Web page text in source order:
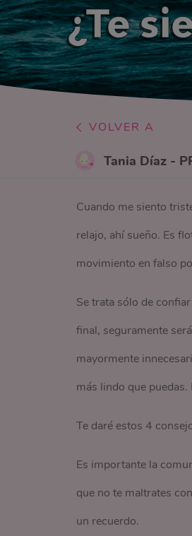
¿Te
VOLVER A
Tania Díaz -
Cuando me siento
relajo, ahí sueño. Es
movimiento en falso
Se trata sólo de
final, seguramente
mayormente
más lindo que puedas.
Te daré estos 4
Es importante la
que no te maltrates
un recuerdo.